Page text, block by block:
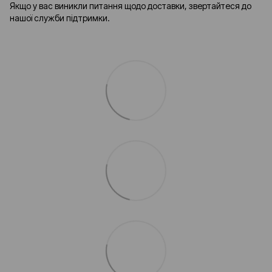
Якщо у вас виникли питання щодо доставки, звертайтеся до
нашої служби підтримки.